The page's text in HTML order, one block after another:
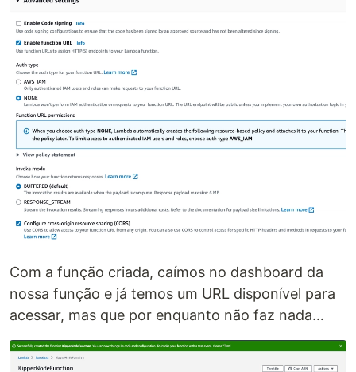
Com a função criada, caímos no dashboard da
nossa função e já temos um URL disponível para
acessar, mas que por enquanto não faz nada…